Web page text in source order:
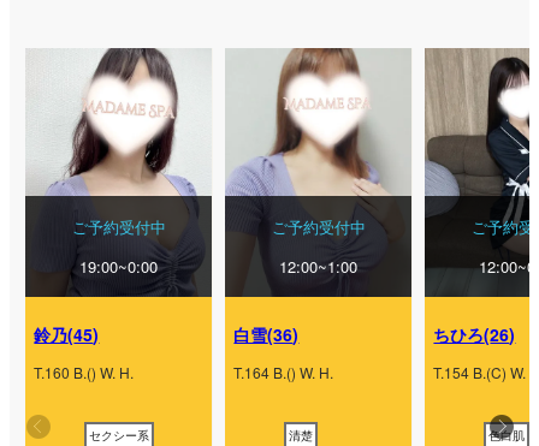
ご予約受付中
19:00~0:00
鈴乃(45)
T.160 B.() W. H.
セクシー系
ご予約受付中
12:00~1:00
白雪(36)
T.164 B.() W. H.
清楚
ご予約
ちひろ(26)
T.154 B.(C) W.
色白肌